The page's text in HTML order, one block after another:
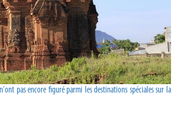
pas encore figuré parmi les destinations spéciales sur la